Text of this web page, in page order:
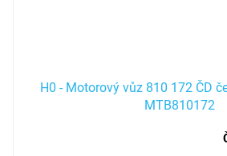
H0 - Motorový vůz 810 172 ČD
MTB810172